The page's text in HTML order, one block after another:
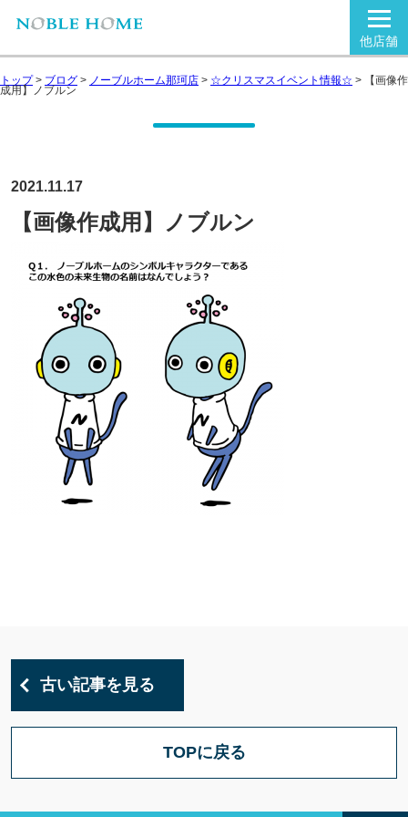
他店舗
トップ> ブログ > ノーブルホーム那珂店 > ☆クリスマスイベント情報☆ > 【画像作
成用】ノブルン
2021.11.17
【画像作成用】ノブルン
古い記事を見る
TOPに戻る